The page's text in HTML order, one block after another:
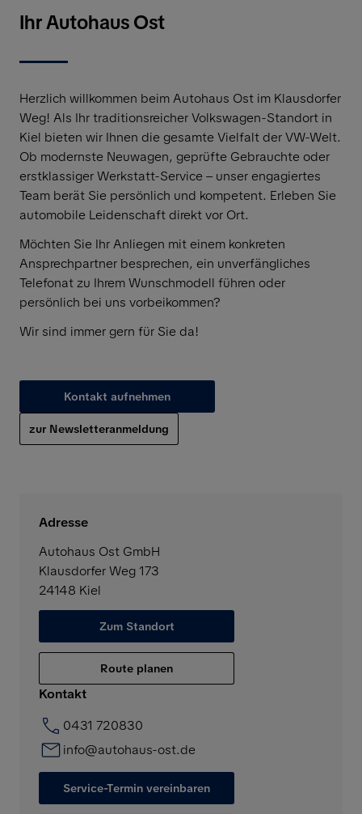
Ihr Autohaus Ost
Herzlich willkommen beim Autohaus Ost im Klausdorfer
Weg! Als Ihr traditionsreicher Volkswagen-Standort in
Kiel bieten wir Ihnen die gesamte Vielfalt der VW-Welt.
Ob modernste Neuwagen, geprüfte Gebrauchte oder
erstklassiger Werkstatt-Service – unser engagiertes
Team berät Sie persönlich und kompetent. Erleben Sie
automobile Leidenschaft direkt vor Ort.
Möchten Sie Ihr Anliegen mit einem konkreten
Ansprechpartner besprechen, ein unverfängliches
Telefonat zu Ihrem Wunschmodell führen oder
persönlich bei uns vorbeikommen?
Wir sind immer gern für Sie da!
Kontakt aufnehmen
zur Newsletteranmeldung
Adresse
Autohaus Ost GmbH
Klausdorfer Weg 173
24148 Kiel
Zum Standort
Route planen
Kontakt
0431 720830
info@autohaus-ost.de
Service-Termin vereinbaren